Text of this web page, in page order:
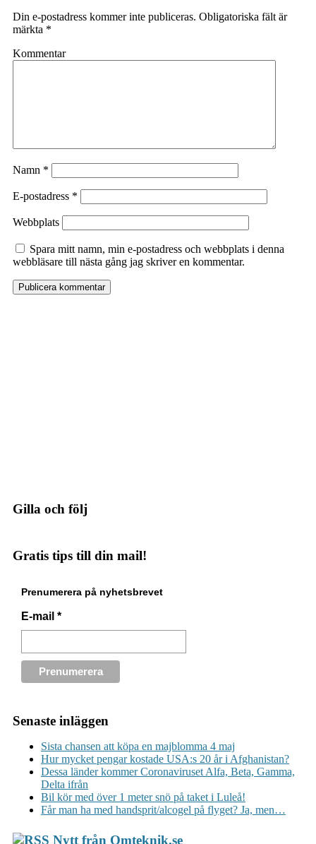
Din e-postadress kommer inte publiceras. Obligatoriska fält är
märkta *
Kommentar
Namn *
E-postadress *
Webbplats
Spara mitt namn, min e-postadress och webbplats i denna
webbläsare till nästa gång jag skriver en kommentar.
Gilla och följ
Gratis tips till din mail!
Prenumerera på nyhetsbrevet
E-mail*
Senaste inläggen
Sista chansen att köpa en majblomma 4 maj
Hur mycket pengar kostade USA:s 20 år i Afghanistan?
Dessa länder kommer Coronaviruset Alfa, Beta, Gamma,
Delta ifrån
Bil kör med över 1 meter snö på taket i Luleå!
Får man ha med handsprit/alcogel på flyget? Ja, men…
Nytt från Omteknik.se